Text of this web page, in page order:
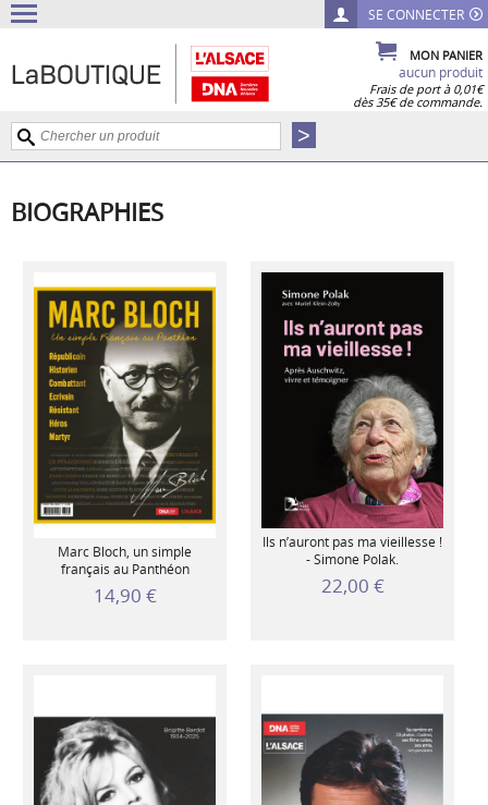
SE CONNECTER
MON PANIER
aucun produit
Frais de port à 0,01€
dès 35€ de commande.
BIOGRAPHIES
Marc Bloch, un simple
français au Panthéon
14,90 €
Ils n’auront pas ma vieillesse !
- Simone Polak.
22,00 €